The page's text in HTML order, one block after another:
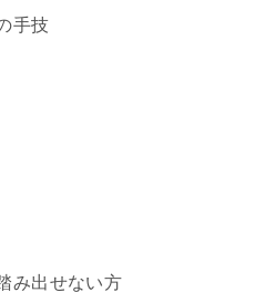
手技
み出せない方